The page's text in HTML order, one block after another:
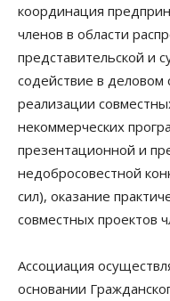
координация
членов в области
представительской и
содействие в деловом
реализации
некоммерческих
презентационной и
недобросовестной
сил), оказание
совместных проектов
Ассоциация
основании